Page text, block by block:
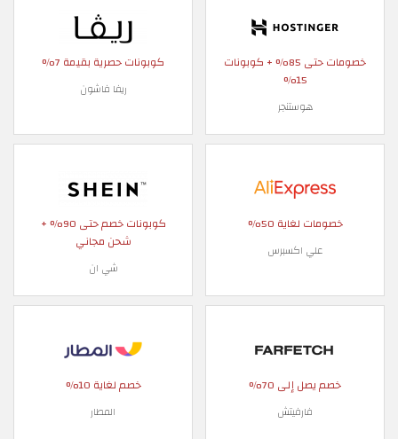
خصومات حتى 85% + كوبونات
15%
هوستنجر
كوبونات حصرية بقيمة 7%
ريفا فاشون
خصومات لغاية 50%
علي اكسبرس
كوبونات خصم حتى 90% +
شحن مجاني
شي ان
خصم يصل إلى 70%
فارفيتش
خصم لغاية 10%
المطار